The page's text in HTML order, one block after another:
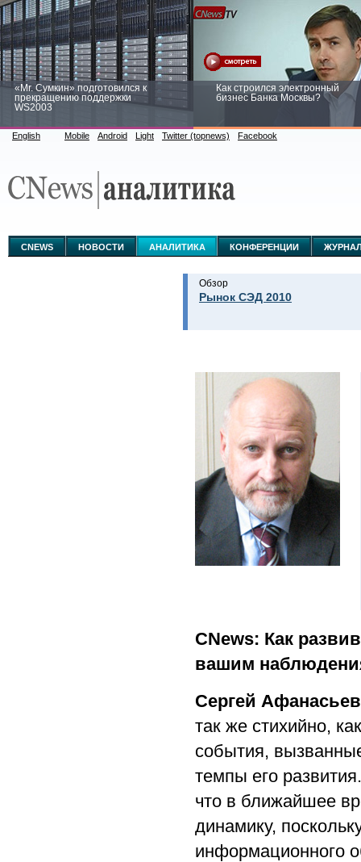
«Mr. Сумкин» подготовился к
прекращению поддержки
WS2003
Как строился электронный
бизнес Банка Москвы?
аналитике
English Mobile Android Light Twitter (topnews) Facebook
CNEWS НОВОСТИ АНАЛИТИКА КОНФЕРЕНЦИИ
Обзор
Рынок СЭД 2010
CNews: Как
вашим
Сергей
так же стихийно,
события,
темпы его
что в ближайшее
динамику,
информационного